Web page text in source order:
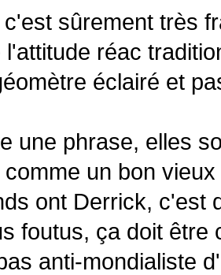
c'est sûrement très
l'attitude réac
éclairé et
une phrase, elles
un bon
ont Derrick, c'est
foutus, ça doit être
anti-mondialiste